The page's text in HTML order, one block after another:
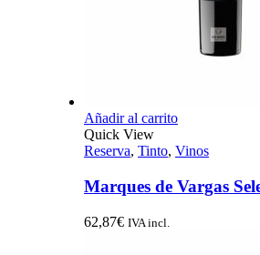
Añadir al carrito
Quick View
Reserva, Tinto, Vinos
Marques de Vargas
62,87€ IVA incl.